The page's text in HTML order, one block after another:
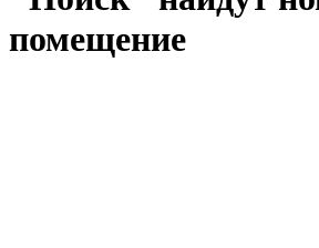
помещение